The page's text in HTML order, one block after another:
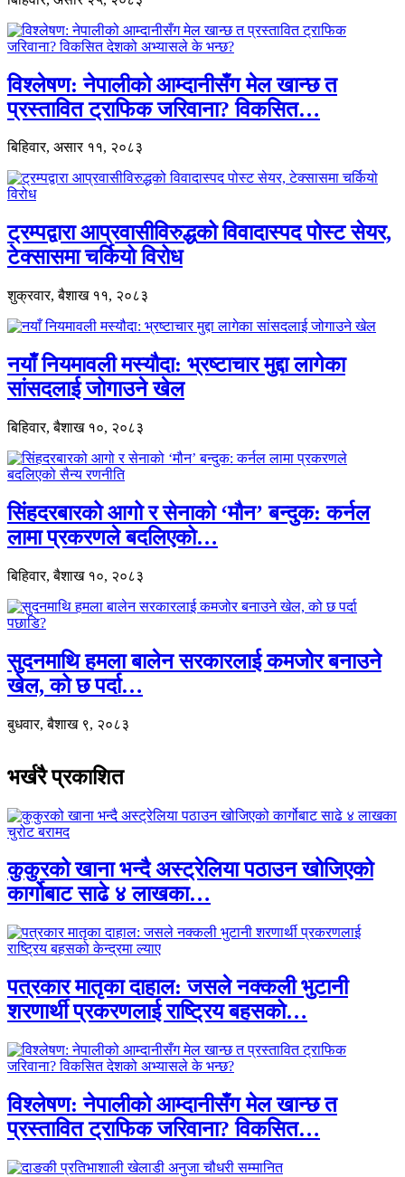
विश्लेषण: नेपालीको आम्दानीसँग मेल खान्छ त
प्रस्तावित ट्राफिक जरिवाना? विकसित…
बिहिवार, असार ११, २०८३
ट्रम्पद्वारा आप्रवासीविरुद्धको विवादास्पद पोस्ट सेयर,
टेक्सासमा चर्कियो विरोध
शुक्रवार, बैशाख ११, २०८३
नयाँ नियमावली मस्यौदा: भ्रष्टाचार मुद्दा लागेका
सांसदलाई जोगाउने खेल
बिहिवार, बैशाख १०, २०८३
सिंहदरबारको आगो र सेनाको ‘मौन’ बन्दुक: कर्नल
लामा प्रकरणले बदलिएको…
बिहिवार, बैशाख १०, २०८३
सुदनमाथि हमला बालेन सरकारलाई कमजोर बनाउने
खेल, को छ पर्दा…
बुधवार, बैशाख ९, २०८३
भर्खरै प्रकाशित
कुकुरको खाना भन्दै अस्ट्रेलिया पठाउन खोजिएको
कार्गोबाट साढे ४ लाखका…
पत्रकार मातृका दाहाल: जसले नक्कली भुटानी
शरणार्थी प्रकरणलाई राष्ट्रिय बहसको…
विश्लेषण: नेपालीको आम्दानीसँग मेल खान्छ त
प्रस्तावित ट्राफिक जरिवाना? विकसित…